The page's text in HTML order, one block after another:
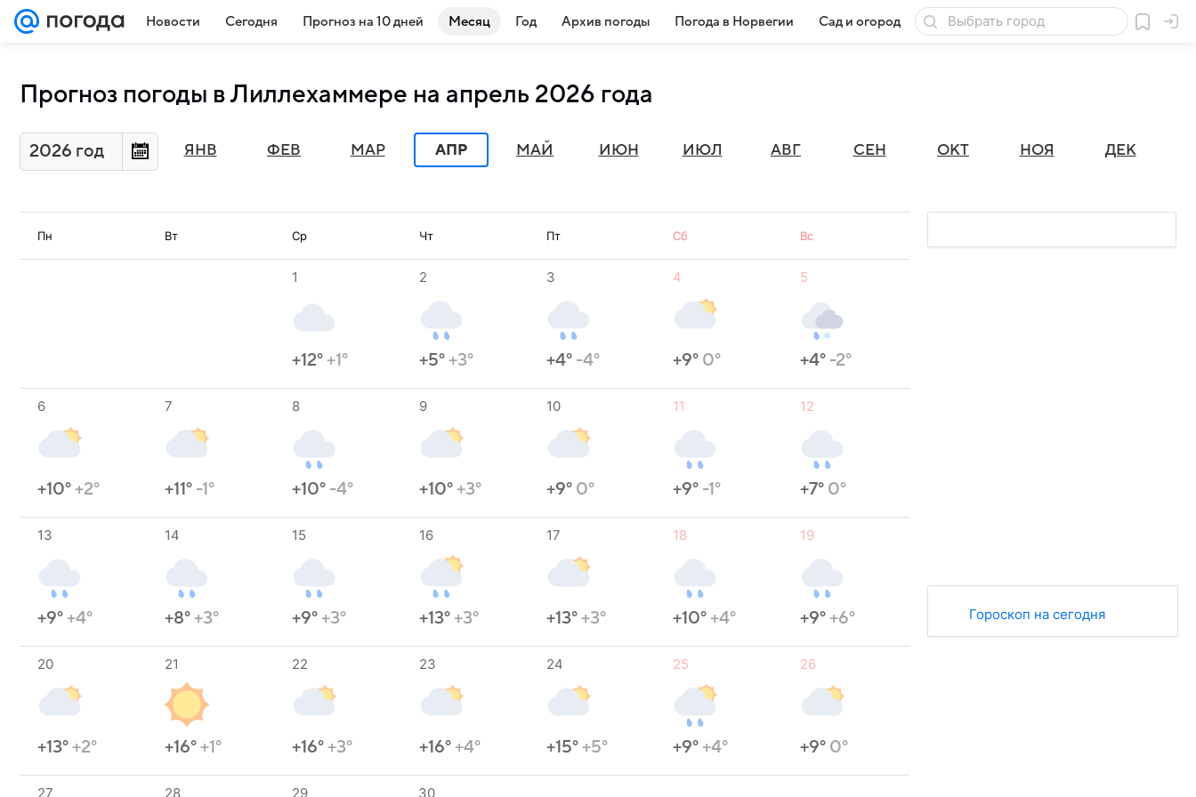
Новости Сегодня Прогноз на 10 дней Месяц Год Архив погоды Погода в Норвегии Сад и огород Товары для дачи
Прогноз погоды в Лиллехаммере на апрель 2026 года
2026 год ЯНВ ФЕВ МАР АПР МАЙ ИЮН ИЮЛ АВГ СЕН ОКТ НОЯ ДЕК
Пн Вт Ср Чт Пт Сб Вс
1
+12°+1°
2
+5°+3°
3
+4° -4°
4
+9° 0°
5
+4° -2°
6
+10°+2°
7
+11° -1°
8
+10° -4°
9
+10°+3°
10
+9° 0°
11
+9° -1°
12
+7° 0°
13
+9°+4°
14
+8°+3°
15
+9°+3°
16
+13°+3°
17
+13°+3°
18
+10°+4°
19
+9°+6°
20
+13°+2°
21
+16°+1°
22
+16°+3°
23
+16°+4°
24
+15°+5°
25
+9°+4°
26
+9° 0°
27 28 29 30
Гороскоп на сегодня